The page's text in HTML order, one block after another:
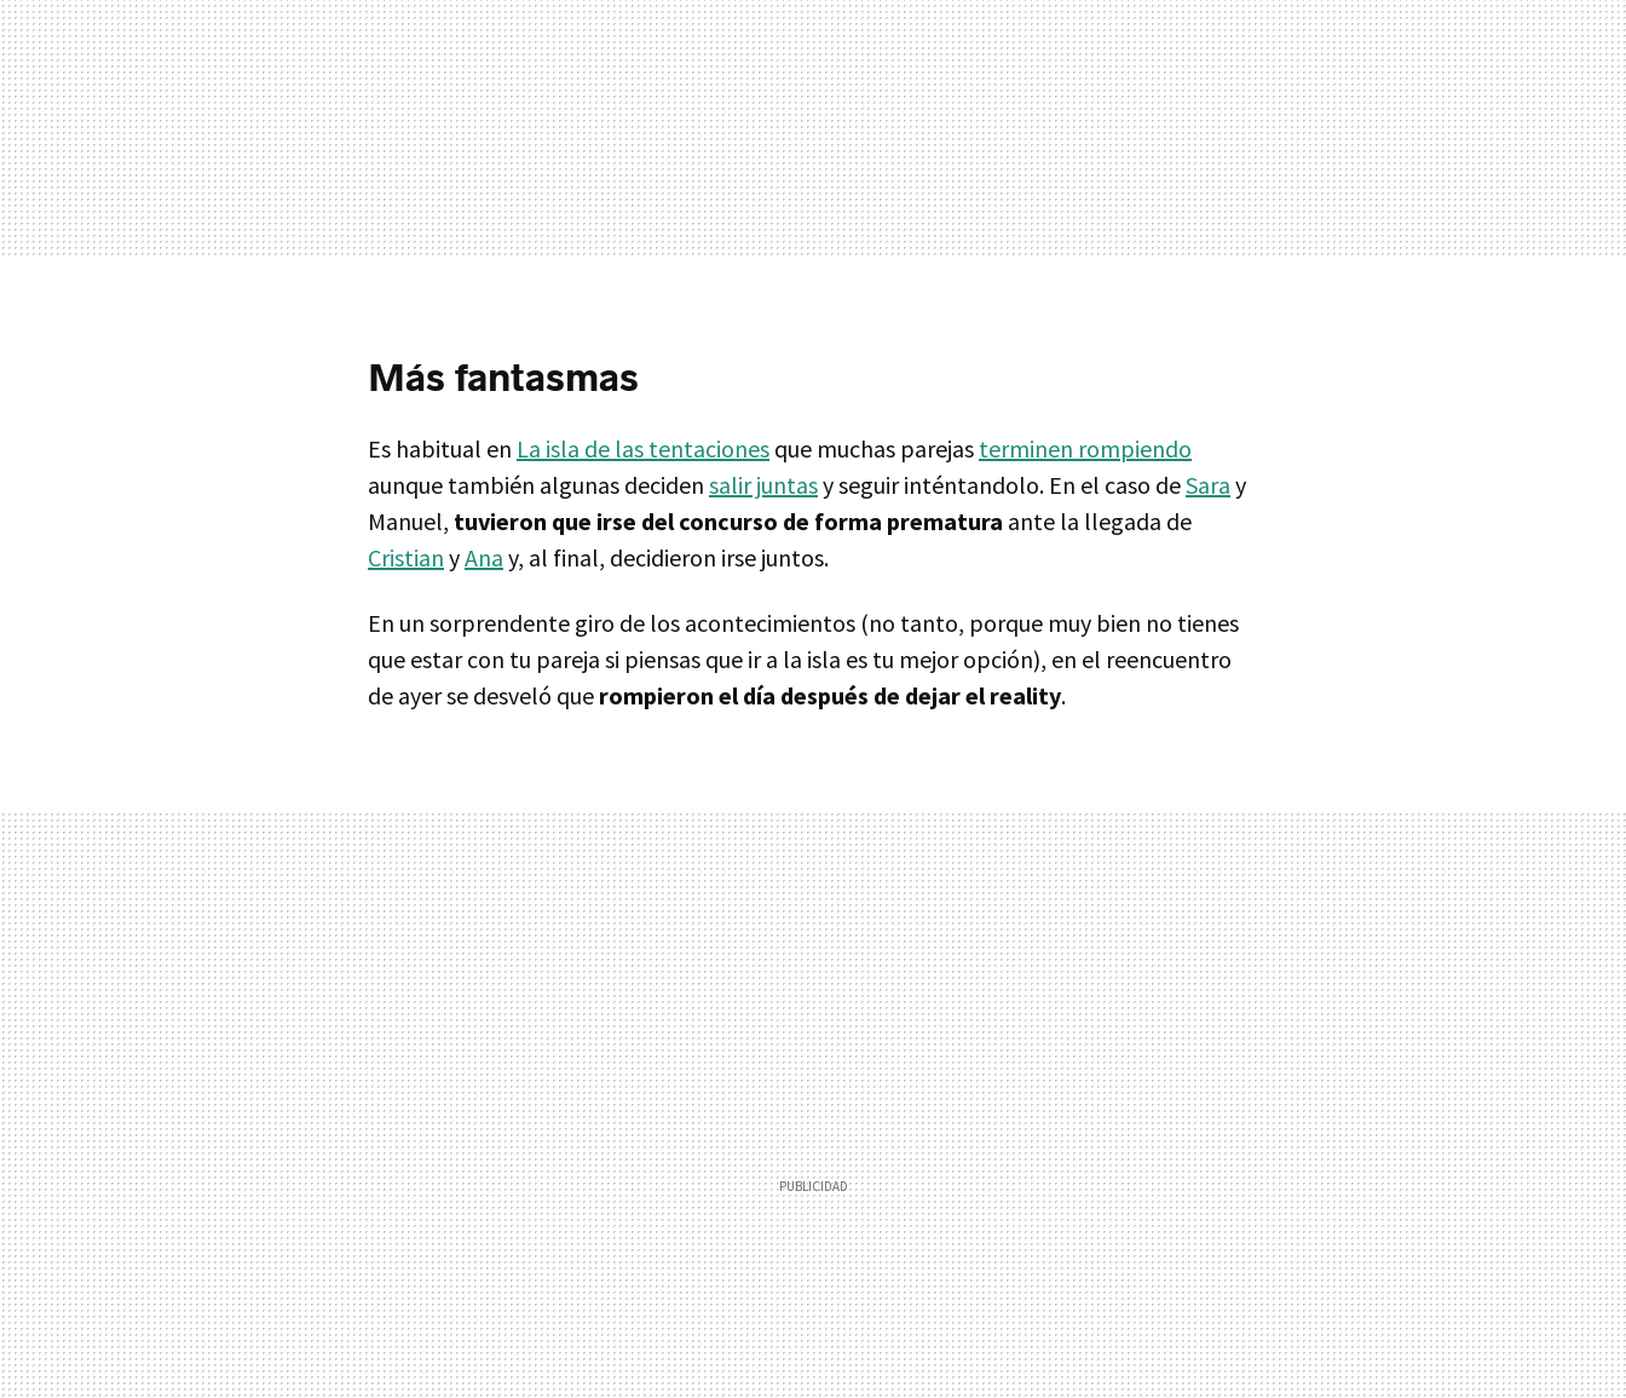
Más fantasmas
Es habitual en La isla de las tentaciones que muchas parejas terminen rompiendo
aunque también algunas deciden salir juntasy seguir inténtandolo. En el caso deSara y
Manuel, tuvieron que irse del concurso de forma prematura ante la llegada de
Cristian yAna y, al final, decidieron irse juntos.
En un sorprendente giro de los acontecimientos (no tanto, porque muy bien no tienes
que estar con tu pareja si piensas que ir a la isla es tu mejor opción), en el reencuentro
de ayer se desveló que rompieron el día después de dejar el reality.